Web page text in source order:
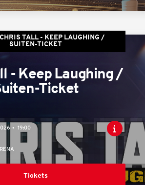
CHRIS TALL - KEEP LAUGHING /
SUITEN-TICKET
- Keep Laughing /
Ticket
19:00
Tickets